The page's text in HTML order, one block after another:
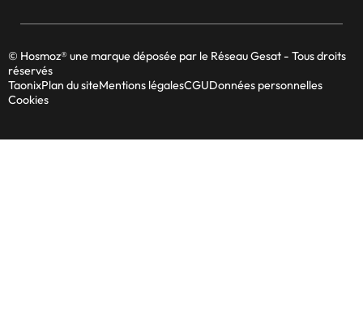
© Hosmoz® une marque déposée par le Réseau Gesat - Tous droits
réservés
TaonixPlan du siteMentions légalesCGUDonnées personnelles
Cookies